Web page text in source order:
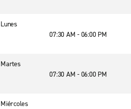
Lunes
07:30 AM - 06:00 PM
Martes
07:30 AM - 06:00 PM
Miércoles